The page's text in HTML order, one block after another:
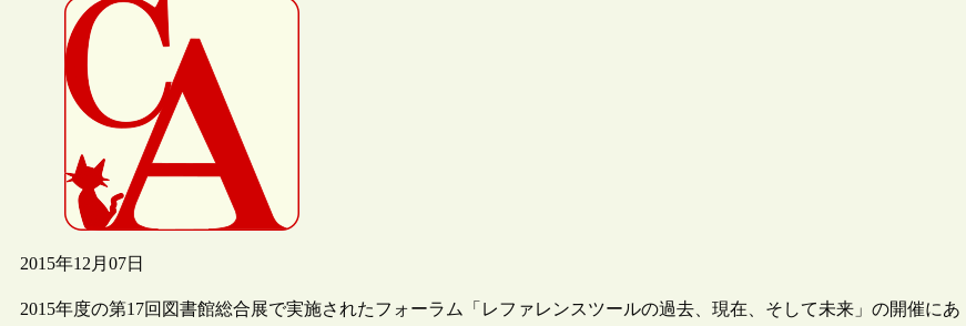
2015年12月07日
2015年度の第17回図書館総合展で実施されたフォーラム「レファレンスツールの過去、現在、そして未来」の開催にあ